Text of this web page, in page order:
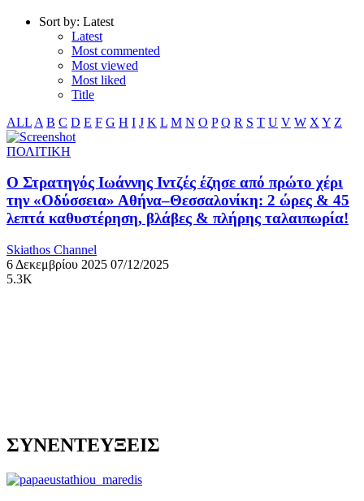
Sort by: Latest
Latest
Most commented
Most viewed
Most liked
Title
ALL A B C D E F G H I J K L M N O P Q R S T U V W X Y Z
ΠΟΛΙΤΙΚΗ
Ο Στρατηγός Ιωάννης Ιντζές έζησε από πρώτο χέρι
την «Οδύσσεια» Αθήνα–Θεσσαλονίκη: 2 ώρες & 45
λεπτά καθυστέρηση, βλάβες & πλήρης ταλαιπωρία!
Skiathos Channel
6 Δεκεμβρίου 2025 07/12/2025
5.3K
ΣΥΝΕΝΤΕΥΞΕΙΣ